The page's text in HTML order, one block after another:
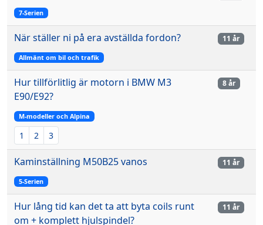
7-Serien
När ställer ni på era avställda fordon?
Allmänt om bil och trafik
11 år
Hur tillförlitlig är motorn i BMW M3
E90/E92?
M-modeller och Alpina
1 2 3
8 år
Kaminställning M50B25 vanos
5-Serien
11 år
Hur lång tid kan det ta att byta coils runt
om + komplett hjulspindel?
11 år